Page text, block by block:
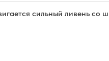
сильный ливень со